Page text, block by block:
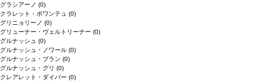
グラシアーノ (0)
クラレット・ボワンテュ (0)
グリニョリーノ (0)
グリューナー・ヴェルトリーナー (0)
グルナッシュ (0)
グルナッシュ・ノワール (0)
グルナッシュ・ブラン (0)
グルナッシュ・グリ (0)
クレアレット・ダイバー (0)